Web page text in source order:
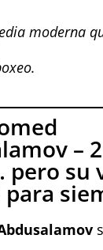
moderna
–
su